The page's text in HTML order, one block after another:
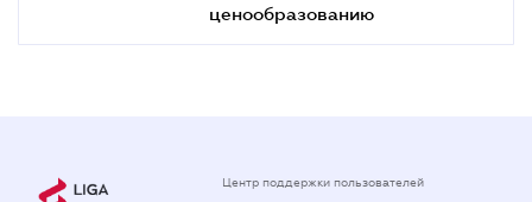
ценообразованию
Центр поддержки пользователей